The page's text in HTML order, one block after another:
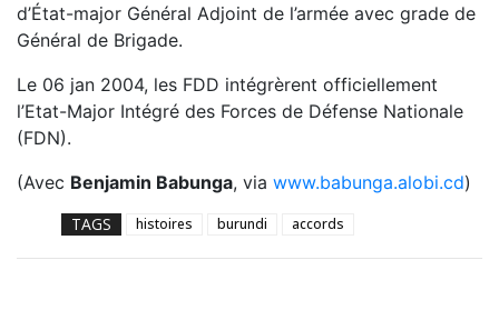
d’État-major Général Adjoint de l’armée avec grade de
Général de Brigade.
Le 06 jan 2004, les FDD intégrèrent officiellement
l’Etat-Major Intégré des Forces de Défense Nationale
(FDN).
(Avec Benjamin Babunga, via www.babunga.alobi.cd)
TAGS histoires burundi accords